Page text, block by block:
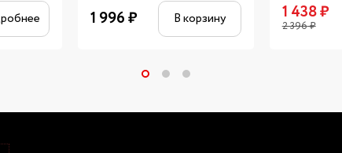
1 996₽ В корзину 1 438₽
2 396₽